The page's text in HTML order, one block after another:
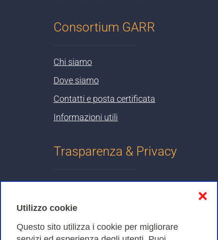
Utilizzo cookie
Questo sito utilizza i cookie per migliorare
❌
Consortium GARR
Chi siamo
Dove siamo
Contatti e posta certificata
Informazioni utili
Trasparenza & Privacy
Cookies Policy
Amministrazione trasparente